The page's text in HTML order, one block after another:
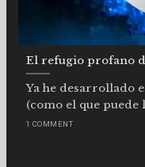
El refugio profano
Ya he desarrollado
(como el que puede
1 COMMENT